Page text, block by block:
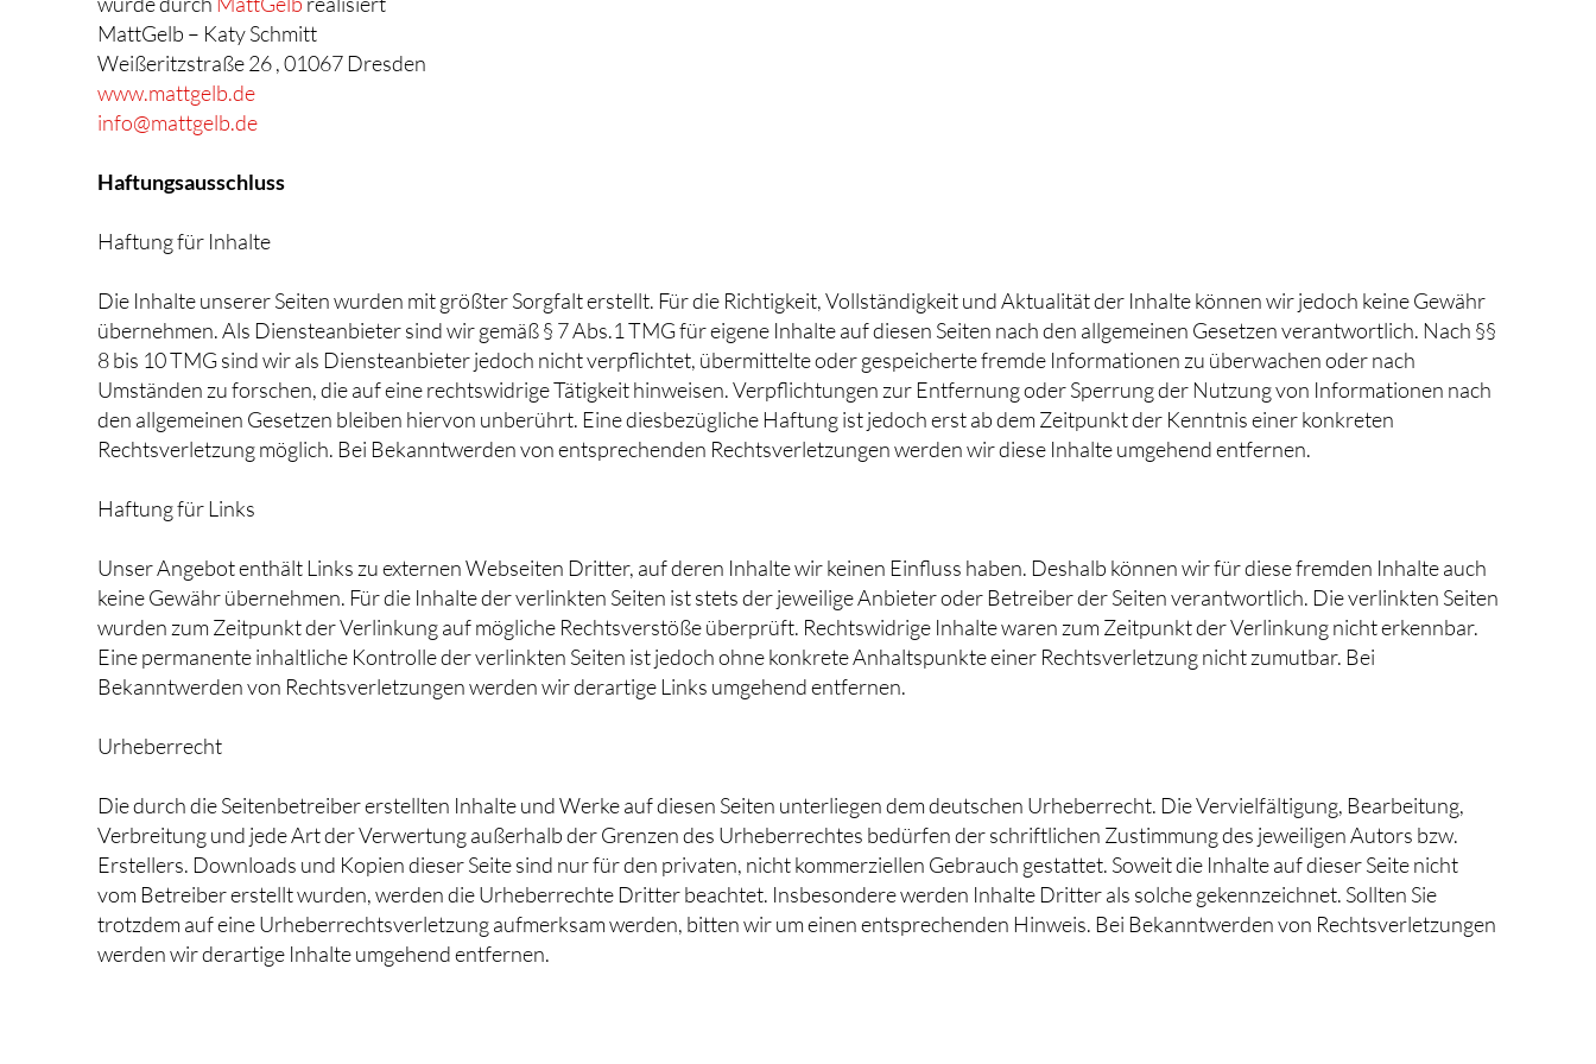
MattGelb – Katy Schmitt
Weißeritzstraße 26 , 01067 Dresden
www.mattgelb.de
info@mattgelb.de
Haftungsausschluss
Haftung für Inhalte
Die Inhalte unserer Seiten wurden mit größter Sorgfalt erstellt. Für die Richtigkeit, Vollständigkeit und Aktualität der Inhalte können wir jedoch keine Gewähr
übernehmen. Als Diensteanbieter sind wir gemäß § 7 Abs.1 TMG für eigene Inhalte auf diesen Seiten nach den allgemeinen Gesetzen verantwortlich. Nach §§
8 bis 10 TMG sind wir als Diensteanbieter jedoch nicht verpflichtet, übermittelte oder gespeicherte fremde Informationen zu überwachen oder nach
Umständen zu forschen, die auf eine rechtswidrige Tätigkeit hinweisen. Verpflichtungen zur Entfernung oder Sperrung der Nutzung von Informationen nach
den allgemeinen Gesetzen bleiben hiervon unberührt. Eine diesbezügliche Haftung ist jedoch erst ab dem Zeitpunkt der Kenntnis einer konkreten
Rechtsverletzung möglich. Bei Bekanntwerden von entsprechenden Rechtsverletzungen werden wir diese Inhalte umgehend entfernen.
Haftung für Links
Unser Angebot enthält Links zu externen Webseiten Dritter, auf deren Inhalte wir keinen Einfluss haben. Deshalb können wir für diese fremden Inhalte auch
keine Gewähr übernehmen. Für die Inhalte der verlinkten Seiten ist stets der jeweilige Anbieter oder Betreiber der Seiten verantwortlich. Die verlinkten Seiten
wurden zum Zeitpunkt der Verlinkung auf mögliche Rechtsverstöße überprüft. Rechtswidrige Inhalte waren zum Zeitpunkt der Verlinkung nicht erkennbar.
Eine permanente inhaltliche Kontrolle der verlinkten Seiten ist jedoch ohne konkrete Anhaltspunkte einer Rechtsverletzung nicht zumutbar. Bei
Bekanntwerden von Rechtsverletzungen werden wir derartige Links umgehend entfernen.
Urheberrecht
Die durch die Seitenbetreiber erstellten Inhalte und Werke auf diesen Seiten unterliegen dem deutschen Urheberrecht. Die Vervielfältigung, Bearbeitung,
Verbreitung und jede Art der Verwertung außerhalb der Grenzen des Urheberrechtes bedürfen der schriftlichen Zustimmung des jeweiligen Autors bzw.
Erstellers. Downloads und Kopien dieser Seite sind nur für den privaten, nicht kommerziellen Gebrauch gestattet. Soweit die Inhalte auf dieser Seite nicht
vom Betreiber erstellt wurden, werden die Urheberrechte Dritter beachtet. Insbesondere werden Inhalte Dritter als solche gekennzeichnet. Sollten Sie
trotzdem auf eine Urheberrechtsverletzung aufmerksam werden, bitten wir um einen entsprechenden Hinweis. Bei Bekanntwerden von Rechtsverletzungen
werden wir derartige Inhalte umgehend entfernen.